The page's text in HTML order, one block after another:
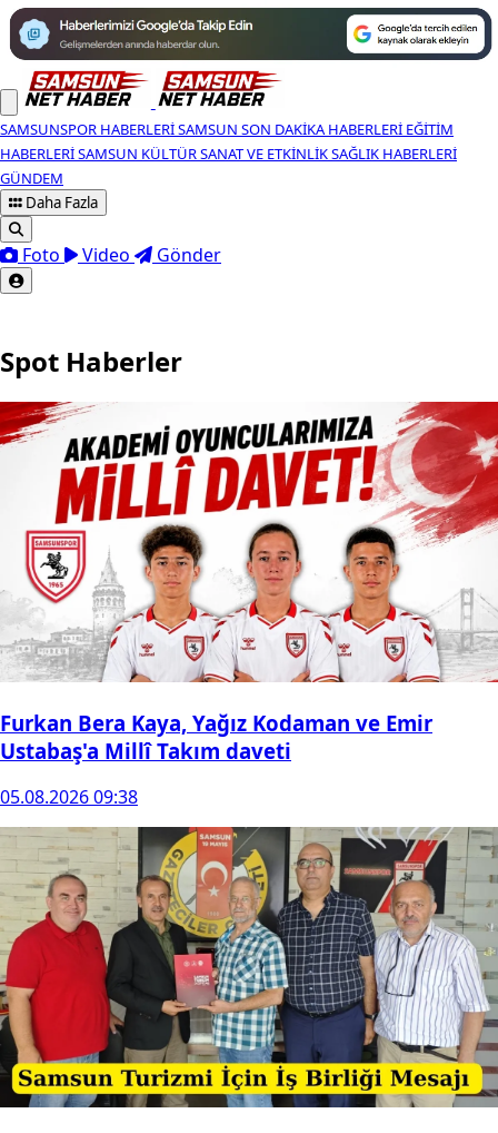
SAMSUNSPOR HABERLERISAMSUN SON DAKIKA HABERLERI EĞITIM
HABERLERISAMSUN KÜLTÜR SANAT VE ETKINLIKSAĞLIK HABERLERI
GÜNDEM
Daha Fazla
Foto Video Gönder
Spot Haberler
Furkan Bera Kaya, Yağız Kodaman ve Emir
Ustabaş'a Millî Takım daveti
05.08.2026 09:38